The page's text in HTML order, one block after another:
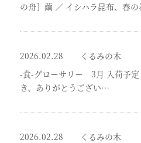
の舟］繭 ／ イシハラ昆布、春
2026.02.28
くるみの木
-食-グローサリー 3月 入荷予定
き、ありがとうござい…
2026.02.28
くるみの木